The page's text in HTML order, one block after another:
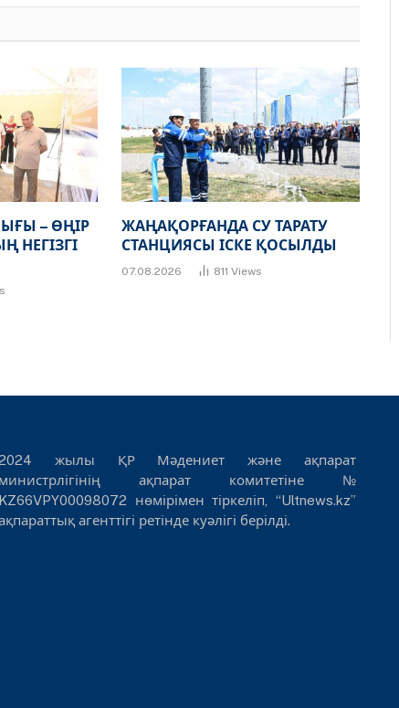
– ӨҢІР
НЕГІЗГІ
ЖАҢАҚОРҒАНДА СУ ТАРАТУ
СТАНЦИЯСЫ ІСКЕ ҚОСЫЛДЫ
07.08.2026 811 Views
жылы ҚР Мәдениет және ақпарат
министрлігінің ақпарат комитетіне №
KZ66VPY00098072 нөмірімен тіркеліп, “Ultnews.kz”
агенттігі ретінде куәлігі берілді.